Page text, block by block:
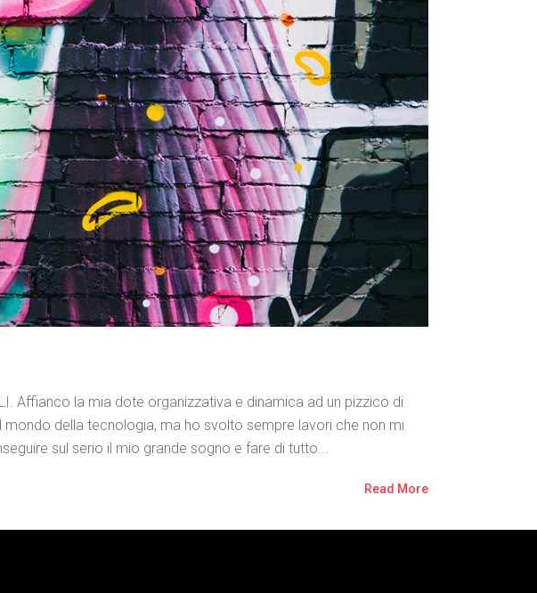
Affianco la mia dote organizzativa e dinamica ad un pizzico di
della tecnologia, ma ho svolto sempre lavori che non mi
sul serio il mio grande sogno e fare di tutto...
Read More